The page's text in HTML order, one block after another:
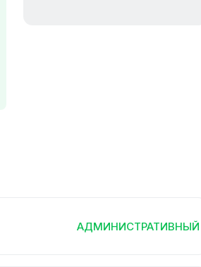
АДМИНИСТРАТИВНЫЙ